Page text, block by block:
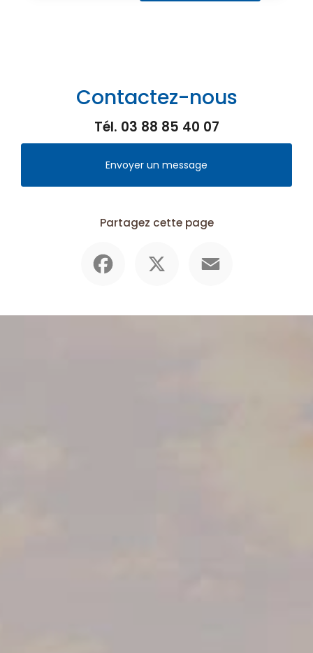
Contactez-nous
Tél. 03 88 85 40 07
Envoyer un message
Partagez cette page